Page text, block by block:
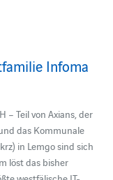
Infoma
– Teil von Axians, der
das Kommunale
in Lemgo sind sich
löst das bisher